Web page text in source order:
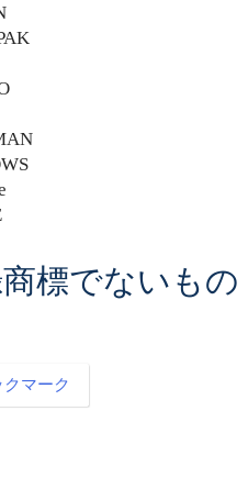
標でないもの
クマーク